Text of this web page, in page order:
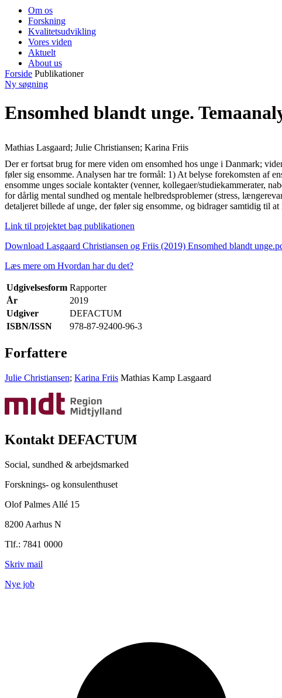
Om os
Forskning
Kvalitetsudvikling
Vores viden
Aktuelt
About us
Forside Publikationer
Ny søgning
Ensomhed blandt unge.
Mathias Lasgaard; Julie Christiansen; Karina Friis
Der er fortsat brug for mere viden om ensomhed hos unge i Danmark;
føler sig ensomme. Analysen har tre formål: 1) At belyse forekomsten af
ensomme unges sociale kontakter (venner, kollegaer/studiekammerater,
for dårlig mental sundhed og mentale helbredsproblemer (stress,
detaljeret billede af unge, der føler sig ensomme, og bidrager samtidig til
Link til projektet bag publikationen
Download Lasgaard Christiansen og Friis (2019) Ensomhed blandt
Læs mere om Hvordan har du det?
Udgivelsesform Rapporter
År
2019
Udgiver
DEFACTUM
ISBN/ISSN
978-87-92400-96-3
Forfattere
Julie Christiansen; Karina Friis Mathias Kamp Lasgaard
Kontakt DEFACTUM
Social, sundhed & arbejdsmarked
Forsknings- og konsulenthuset
Olof Palmes Allé 15
8200 Aarhus N
Tlf.: 7841 0000
Skriv mail
Nye job